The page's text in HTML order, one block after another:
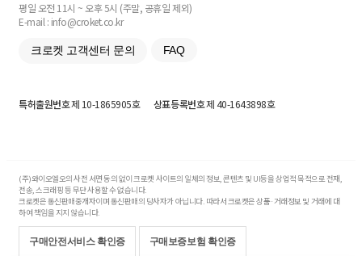
평일 오전 11시 ~ 오후 5시 (주말, 공휴일 제외)
E-mail : info@croket.co.kr
크로켓 고객센터 문의 FAQ
특허출원번호제 10-1865905호 상표등록번호제 40-1643898호
(주)와이오엘오의 사전 서면 동의 없이 크로켓 사이트의 일체의 정보, 콘텐츠 및 UI등을 상업적 목적으로 전재,
전송, 스크래핑 등 무단 사용할 수 없습니다.
크로켓은 통신판매중개자이며 통신판매의 당사자가 아닙니다. 따라서 크로켓은 상품·거래정보 및 거래에 대
하여 책임을 지지 않습니다.
구매안전서비스 확인증 구매보증보험 확인증